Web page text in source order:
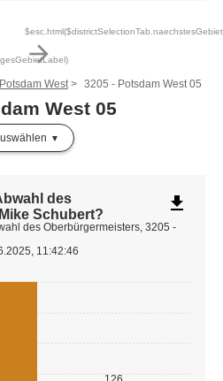
arrow_forward
West 3205 - Potsdam West 05
West 05
des
Schubert?
des Oberbürgermeisters, 3205 -
11:42:46
file_download